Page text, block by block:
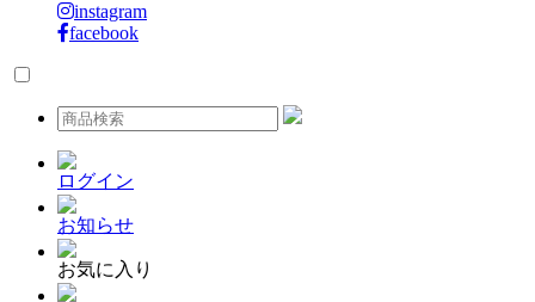
instagram
facebook
ログイン
お知らせ
お気に入り